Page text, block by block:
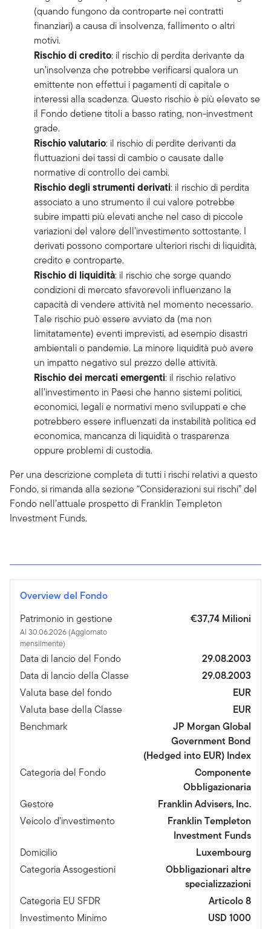
(quando fungono da controparte nei contratti
finanziari) a causa di insolvenza, fallimento o altri
motivi.
Rischio di credito: il rischio di perdita derivante da
un’insolvenza che potrebbe verificarsi qualora un
emittente non effettui i pagamenti di capitale o
interessi alla scadenza. Questo rischio è più elevato se
il Fondo detiene titoli a basso rating, non-investment
grade.
Rischio valutario: il rischio di perdite derivanti da
fluttuazioni dei tassi di cambio o causate dalle
normative di controllo dei cambi.
Rischio degli strumenti derivati: il rischio di perdita
associato a uno strumento il cui valore potrebbe
subire impatti più elevati anche nel caso di piccole
variazioni del valore dell’investimento sottostante. I
derivati possono comportare ulteriori rischi di liquidità,
credito e controparte.
Rischio di liquidità: il rischio che sorge quando
condizioni di mercato sfavorevoli influenzano la
capacità di vendere attività nel momento necessario.
Tale rischio può essere avviato da (ma non
limitatamente) eventi imprevisti, ad esempio disastri
ambientali o pandemie. La minore liquidità può avere
un impatto negativo sul prezzo delle attività.
Rischio dei mercati emergenti: il rischio relativo
all’investimento in Paesi che hanno sistemi politici,
economici, legali e normativi meno sviluppati e che
potrebbero essere influenzati da instabilità politica ed
economica, mancanza di liquidità o trasparenza
oppure problemi di custodia.
Per una descrizione completa di tutti i rischi relativi a questo
Fondo, si rimanda alla sezione “Considerazioni sui rischi” del
Fondo nell’attuale prospetto di Franklin Templeton
Investment Funds.
Overview del Fondo
Patrimonio in gestione
Al 30.06.2026 (Aggiornato
mensilmente)
€37,74 Milioni
Data di lancio del Fondo
29.08.2003
Data di lancio della Classe
29.08.2003
Valuta base del fondo
EUR
Valuta base della Classe
EUR
Benchmark
JP Morgan Global
Government Bond
(Hedged into EUR) Index
Categoria del Fondo
Componente
Obbligazionaria
Gestore
Franklin Advisers, Inc.
Veicolo d’investimento
Franklin Templeton
Investment Funds
Domicilio
Luxembourg
Categoria Assogestioni
Obbligazionari altre
specializzazioni
Categoria EU SFDR
Articolo 8
Investimento Minimo
USD 1000